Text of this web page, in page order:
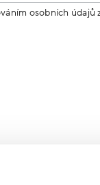
osobních údajů